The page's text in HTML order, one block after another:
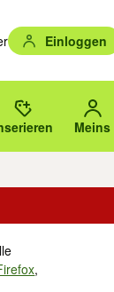
Einloggen
Eingabetaste
Vorschläge mit
PLZ. Meins
,